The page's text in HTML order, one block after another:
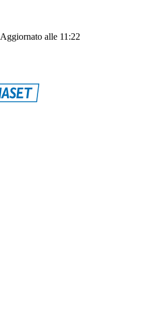
Aggiornato alle 11:22